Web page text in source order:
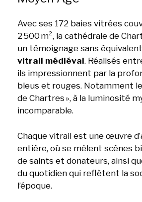
Avec ses 172 baies vitrées
2 500 m², la cathédrale de
un témoignage sans
vitrail médiéval. Réalisés
ils impressionnent par la
bleus et rouges. Notamment
de Chartres », à la luminosité
incomparable.
Chaque vitrail est une œuvre
entière, où se mêlent scènes
de saints et donateurs, ainsi
du quotidien qui reflètent la
l’époque.